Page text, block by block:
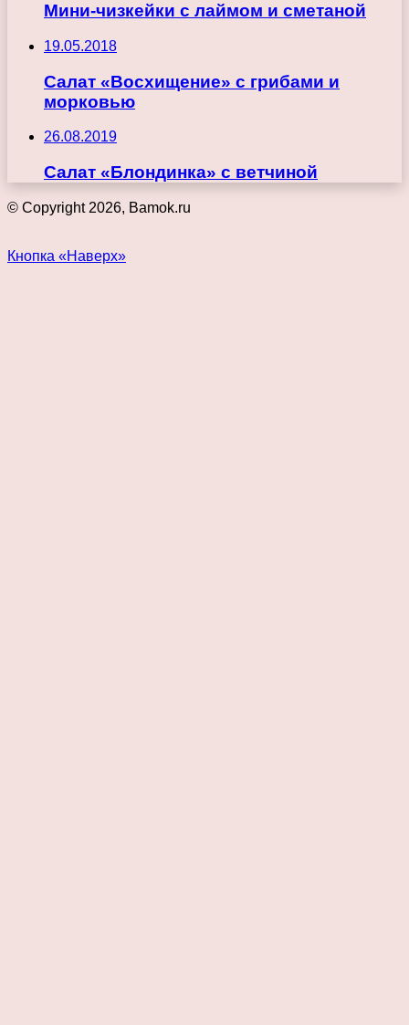
Мини-чизкейки с лаймом и сметаной
19.05.2018
Салат «Восхищение» с грибами и
морковью
26.08.2019
Салат «Блондинка» с ветчиной
© Copyright 2026, Bamok.ru
Кнопка «Наверх»